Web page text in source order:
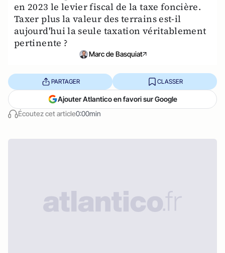
en 2023 le levier fiscal de la taxe foncière.
Taxer plus la valeur des terrains est-il
aujourd'hui la seule taxation véritablement
pertinente ?
Marc de Basquiat
Écoutez cet article0:00min
PARTAGER CLASSER
Ajouter Atlantico en favori sur Google